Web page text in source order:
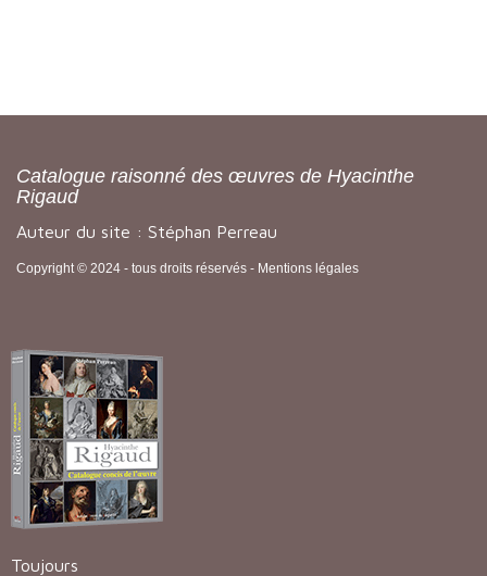
Catalogue raisonné des œuvres de Hyacinthe
Rigaud
Auteur du site : Stéphan Perreau
Copyright © 2024 - tous droits réservés - Mentions légales
Toujours